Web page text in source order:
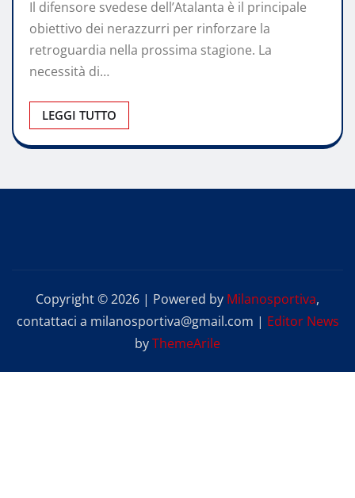
Il difensore svedese dell’Atalanta è il principale
obiettivo dei nerazzurri per rinforzare la
retroguardia nella prossima stagione. La
necessità di…
LEGGI TUTTO
Copyright © 2026 | Powered by Milanosportiva,
contattaci a milanosportiva@gmail.com | Editor News
byThemeArile